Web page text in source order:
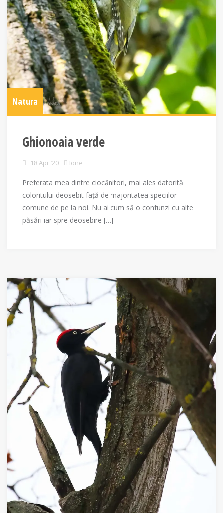
Natura
Ghionoaia verde
18 Apr ’20 Ione
Preferata mea dintre ciocănitori, mai ales datorită
coloritului deosebit față de majoritatea speciilor
comune de pe la noi. Nu ai cum să o confunzi cu alte
păsări iar spre deosebire […]